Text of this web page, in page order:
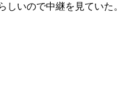
いので中継を見ていた。